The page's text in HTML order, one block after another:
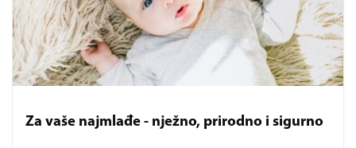
Za vaše najmlađe - nježno, prirodno i sigurno